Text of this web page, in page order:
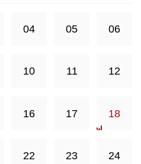
04 05 06
10 11 12
16 17 18
22 23 24